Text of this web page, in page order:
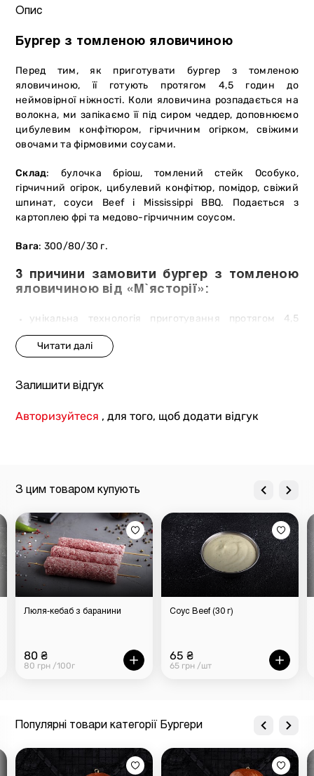
Опис
Бургер з томленою яловичиною
Перед тим, як приготувати бургер з томленою
яловичиною, її готують протягом 4,5 годин до
неймовірної ніжності. Коли яловичина розпадається на
волокна, ми запікаємо її під сиром чеддер, доповнюємо
цибулевим конфітюром, гірчичним огірком, свіжими
овочами та фірмовими соусами.
Склад: булочка бріош, томлений стейк Особуко,
гірчичний огірок, цибулевий конфітюр, помідор, свіжий
шпинат, соуси Beef і Mississippi BBQ. Подається з
картоплею фрі та медово-гірчичним соусом.
Вага: 300/80/30 г.
3 причини замовити бургер з томленою
яловичиною від «М`ясторії»:
унікальна технологія приготування протягом 4,5
годин;
бургер, який не має аналогів у Києві;
Залишити відгук
Авторизуйтеся , для того, щоб додати відгук
З цим товаром купують
Люля-кебаб з баранини
80 ₴
80 грн /100г
Соус Beef (30 г)
65 ₴
65 грн /шт
Популярні товари категорії Бургери